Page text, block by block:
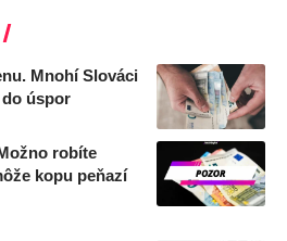
Mnohí Slováci
úspor
robíte
kopu peňazí